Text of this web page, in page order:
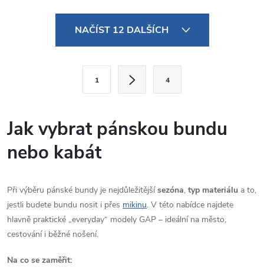
d
a
c
í
p
r
v
NAČÍST 12 DALŠÍCH
á
n
k
v
á
n
í
1 4
Jak vybrat pánskou bundu
nebo kabát
Při výběru pánské bundy je nejdůležitějšísezóna, typ materiálu a to,
jestli budete bundu nosit i přes mikinu. V této nabídce najdete
hlavně praktické „everyday“ modely GAP – ideální na město,
cestování i běžné nošení.
Na co se zaměřit: